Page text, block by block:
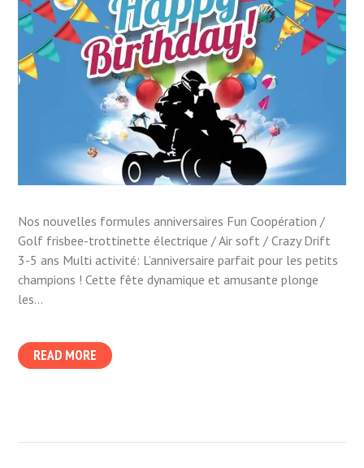
Nos nouvelles formules anniversaires Fun Coopération /
Golf frisbee-trottinette électrique / Air soft / Crazy Drift
3-5 ans Multi activité: L’anniversaire parfait pour les petits
champions ! Cette fête dynamique et amusante plonge
les...
READ MORE